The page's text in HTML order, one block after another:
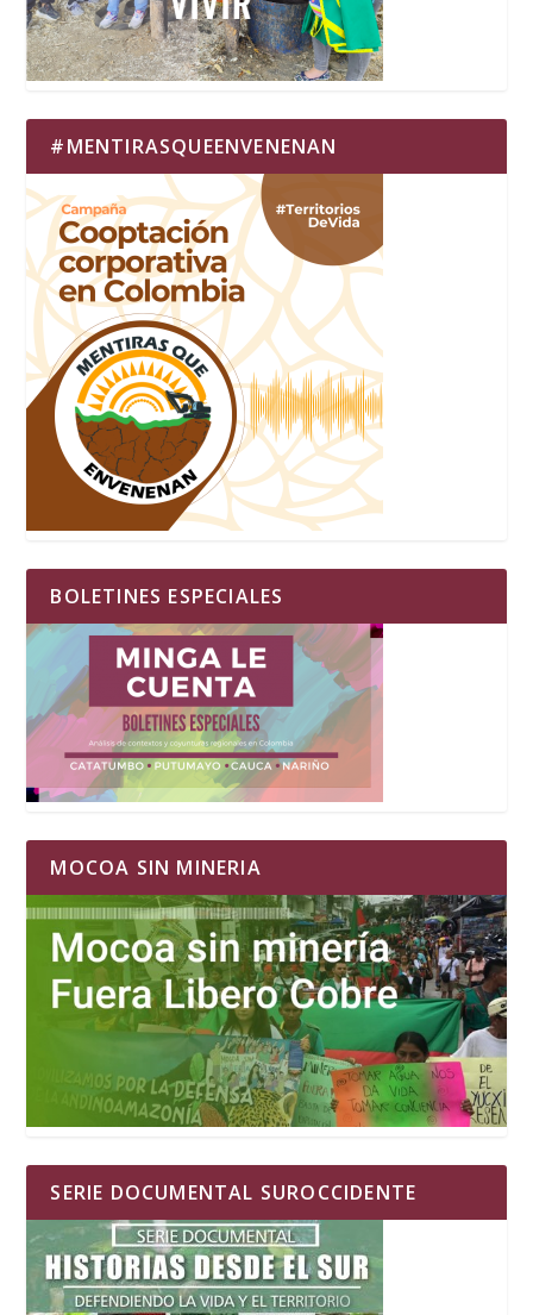
#MENTIRASQUEENVENENAN
BOLETINES ESPECIALES
MOCOA SIN MINERIA
SERIE DOCUMENTAL SUROCCIDENTE